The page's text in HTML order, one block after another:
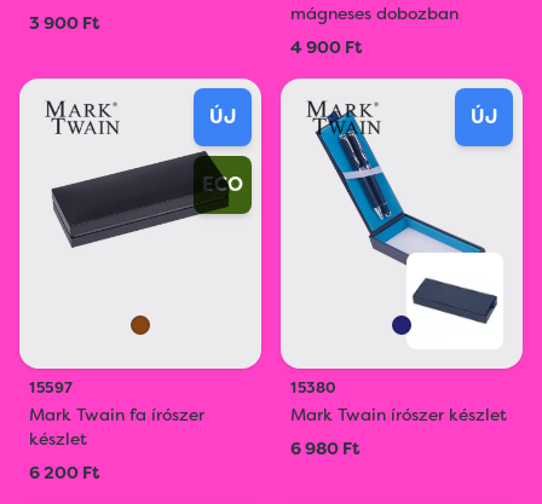
3 900 Ft
mágneses dobozban
4 900 Ft
ÚJ
ECO
15597
Mark Twain fa írószer
készlet
6 200 Ft
ÚJ
15380
Mark Twain írószer készlet
6 980 Ft